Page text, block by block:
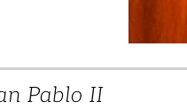
Pablo II